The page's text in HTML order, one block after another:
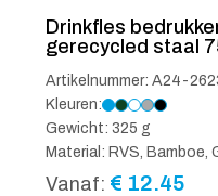
Drinkfles
gerecycled staal
Artikelnummer: A24-
Kleuren:
Gewicht: 325 g
Material: RVS, Bamboe,
Vanaf: € 12.45